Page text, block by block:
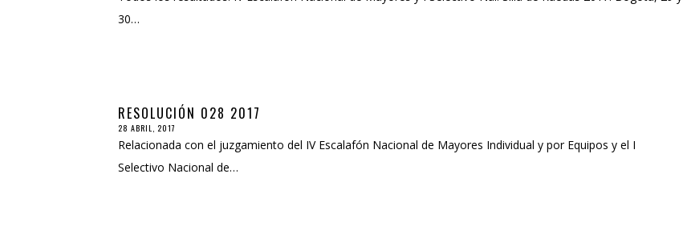
30…
RESOLUCIÓN 028 2017
28 ABRIL, 2017
Relacionada con el juzgamiento del IV Escalafón Nacional de Mayores Individual y por Equipos y el I
Selectivo Nacional de…